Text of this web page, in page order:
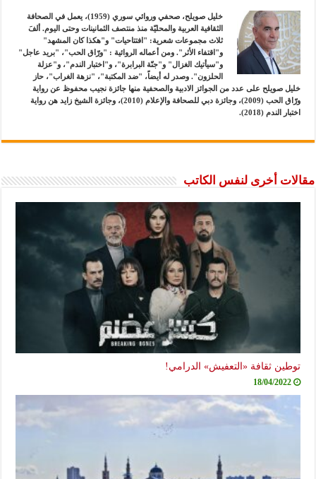
خليل صويلح، صحفي وروائي سوري (1959)، يعمل في الصحافة
الثقافية العربية والمحليّة منذ منتصف الثمانينات وحتى اليوم. ألفَ
ثلاث مجموعات شعرية: "افتتاحيات" و"هكذا كان المشهد"
و"اقتفاء الأثر". ومن أعماله الروائية : "ورّاق الحب"، "بريد عاجل"
و"سيأتيك الغزال" و"جنّة البرابرة"، و"اختبار الندم"، و"عزلة
الحلزون". وصدر له أيضاً، "ضد المكتبة"، "نزهة الغراب"، حاز
خليل صويلح على عدد من الجوائز الادبية والصحفية منها جائزة نجيب محفوظ عن رواية
ورّاق الحب (2009)، وجائزة دبي للصحافة والإعلام (2010)، وجائزة الشيخ زايد هن رواية
اختبار الندم (2018).
مقالات أخرى لنفس الكاتب
توطين ثقافة «التعفيش» الدرامي!
18/04/2022